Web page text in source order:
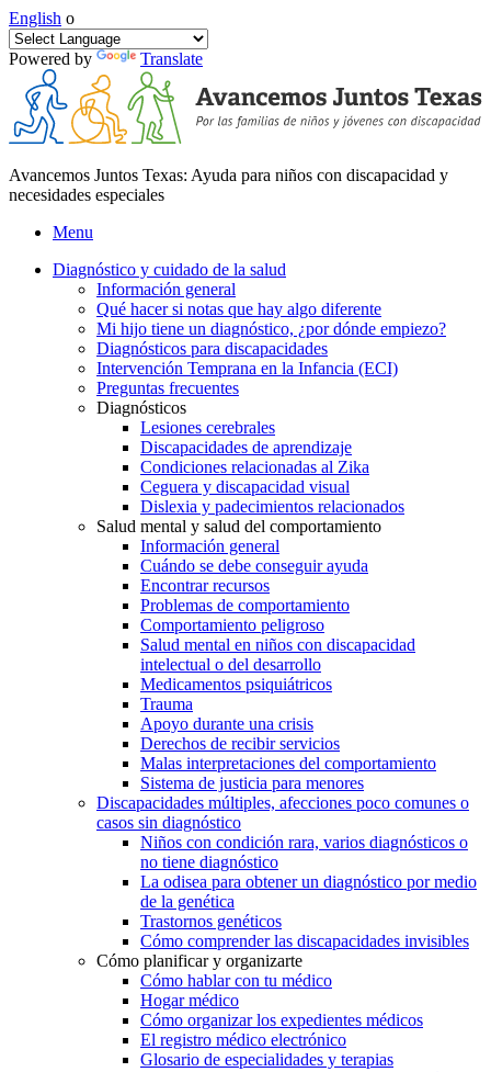
English o
Powered by Translate
Avancemos Juntos Texas: Ayuda para niños con discapacidad y
necesidades especiales
Menu
Diagnóstico y cuidado de la salud
Información general
Qué hacer si notas que hay algo diferente
Mi hijo tiene un diagnóstico, ¿por dónde empiezo?
Diagnósticos para discapacidades
Intervención Temprana en la Infancia (ECI)
Preguntas frecuentes
Diagnósticos
Lesiones cerebrales
Discapacidades de aprendizaje
Condiciones relacionadas al Zika
Ceguera y discapacidad visual
Dislexia y padecimientos relacionados
Salud mental y salud del comportamiento
Información general
Cuándo se debe conseguir ayuda
Encontrar recursos
Problemas de comportamiento
Comportamiento peligroso
Salud mental en niños con discapacidad
intelectual o del desarrollo
Medicamentos psiquiátricos
Trauma
Apoyo durante una crisis
Derechos de recibir servicios
Malas interpretaciones del comportamiento
Sistema de justicia para menores
Discapacidades múltiples, afecciones poco comunes o
casos sin diagnóstico
Niños con condición rara, varios diagnósticos o
no tiene diagnóstico
La odisea para obtener un diagnóstico por medio
de la genética
Trastornos genéticos
Cómo comprender las discapacidades invisibles
Cómo planificar y organizarte
Cómo hablar con tu médico
Hogar médico
Cómo organizar los expedientes médicos
El registro médico electrónico
Glosario de especialidades y terapias